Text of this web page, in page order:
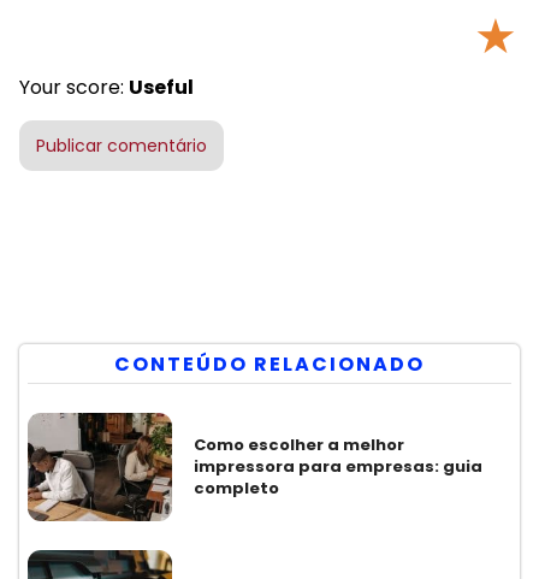
★
Your score: Useful
CONTEÚDO RELACIONADO
Como escolher a melhor
impressora para empresas: guia
completo